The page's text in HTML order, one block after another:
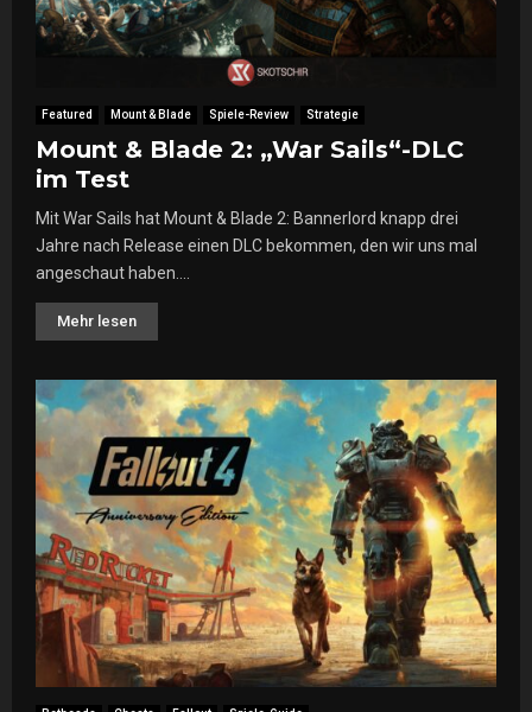
Featured Mount & Blade Spiele-Review Strategie
Mount & Blade 2: „War Sails“-DLC
im Test
Mit War Sails hat Mount & Blade 2: Bannerlord knapp drei
Jahre nach Release einen DLC bekommen, den wir uns mal
angeschaut haben....
Mehr lesen